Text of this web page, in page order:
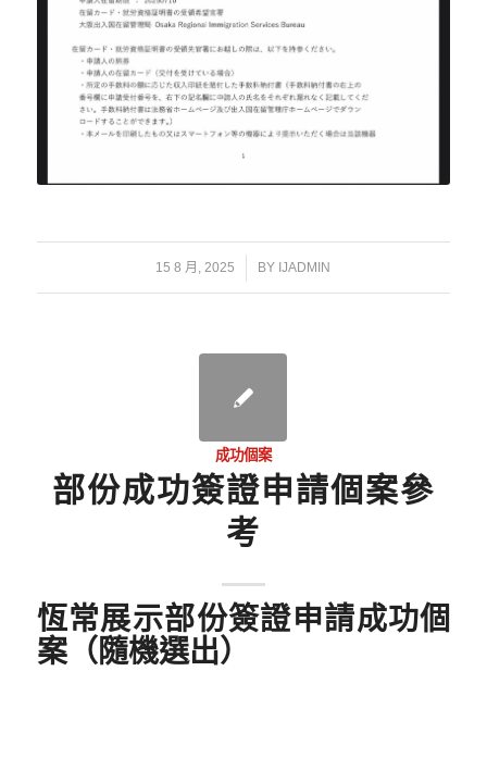
15 8 月, 2025
/ BY IJADMIN
成功個案
部份成功簽證申請個案參
考
恆常展示部份簽證申請成功個
案（隨機選出）